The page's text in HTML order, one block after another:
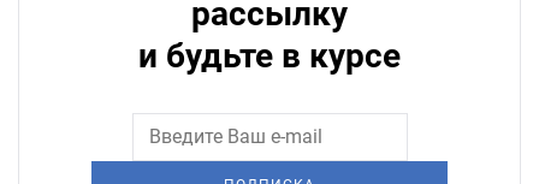
рассылку
и будьте в курсе